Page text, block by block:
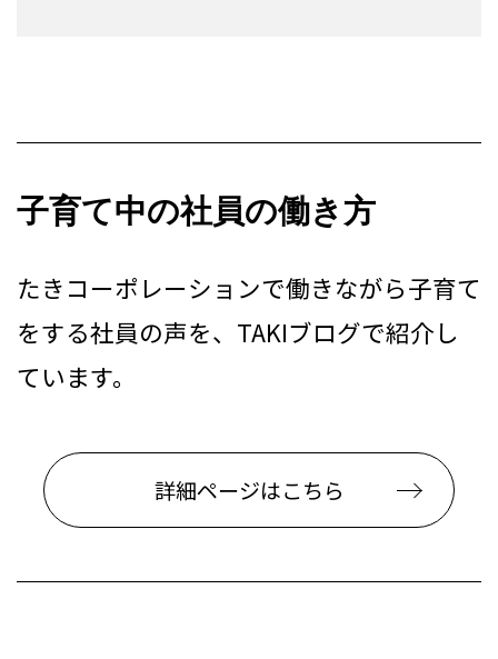
子育て中の社員の働き方
たきコーポレーションで働きながら子育て
をする社員の声を、TAKIブログで紹介し
ています。
詳細ページはこちら